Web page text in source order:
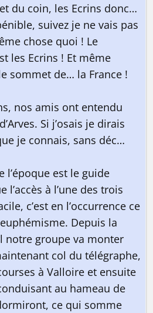
Pourquoi pas vous ? 😎
du coin, les Ecrins donc…
suivez je ne vais pas
chose quoi ! Le
les Ecrins ! Et même
sommet de… la France !
nos amis ont entendu
Si j’osais je dirais
je connais, sans déc…
l’époque est le guide
l’accès à l’une des trois
c’est en l’occurrence ce
Depuis la
notre groupe va monter
col du télégraphe,
à Valloire et ensuite
au hameau de
ce qui somme